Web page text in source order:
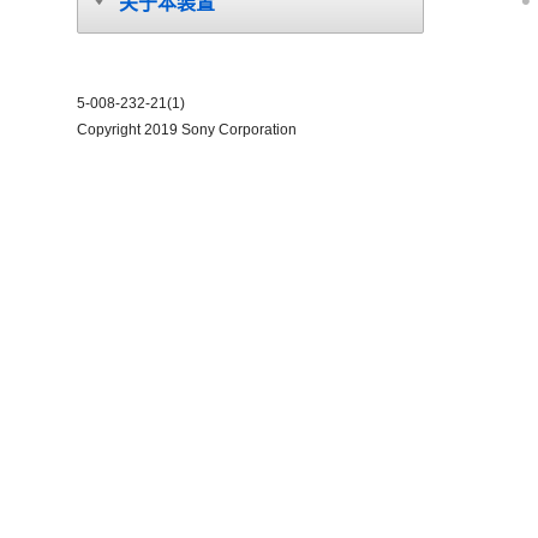
5-008-232-21(1)
Copyright 2019 Sony Corporation